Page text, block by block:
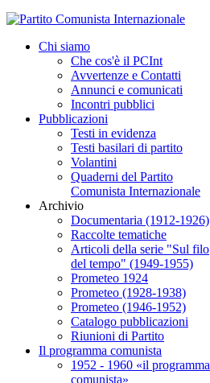
Chi siamo
Che cos'è il PCInt
Avvertenze e Contatti
Annunci e comunicati
Incontri pubblici
Pubblicazioni
Testi in evidenza
Testi basilari di partito
Volantini
Quaderni del Partito
Comunista Internazionale
Archivio
Documentaria (1912-1926)
Raccolte tematiche
Articoli della serie "Sul filo
del tempo" (1949-1955)
Prometeo 1924
Prometeo (1928-1938)
Prometeo (1946-1952)
Catalogo pubblicazioni
Riunioni di Partito
Il programma comunista
1952 - 1960 «il programma
comunista»